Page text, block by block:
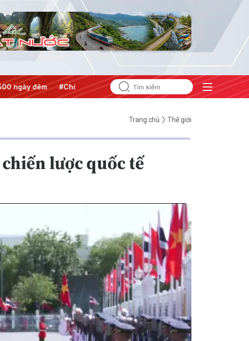
#Chống khai thác IUU #Căng thẳng Trung Đông #An ninh
Trang chủ Thế giới
lược quốc tế